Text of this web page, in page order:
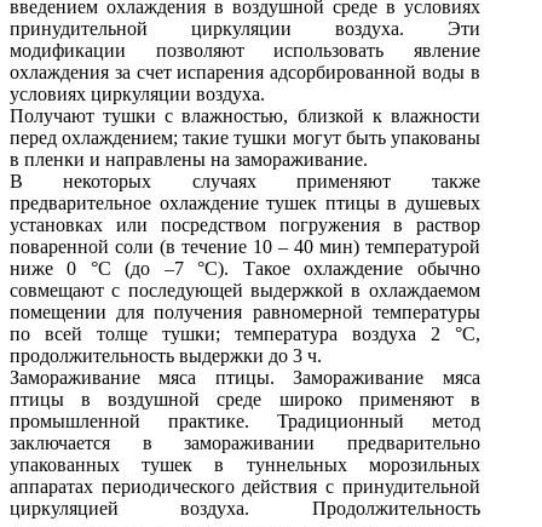
введением охлаждения в воздушной среде в условиях
принудительной циркуляции воздуха. Эти
модификации позволяют использовать явление
охлаждения за счет испарения адсорбированной воды в
условиях циркуляции воздуха.
Получают тушки с влажностью, близкой к влажности
перед охлаждением; такие тушки могут быть упакованы
в пленки и направлены на замораживание.
В некоторых случаях применяют также
предварительное охлаждение тушек птицы в душевых
установках или посредством погружения в раствор
поваренной соли (в течение 10 – 40 мин) температурой
ниже 0 °С (до –7 °С). Такое охлаждение обычно
совмещают с последующей выдержкой в охлаждаемом
помещении для получения равномерной температуры
по всей толще тушки; температура воздуха 2 °С,
продолжительность выдержки до 3 ч.
Замораживание мяса птицы. Замораживание мяса
птицы в воздушной среде широко применяют в
промышленной практике. Традиционный метод
заключается в замораживании предварительно
упакованных тушек в туннельных морозильных
аппаратах периодического действия с принудительной
циркуляцией воздуха. Продолжительность